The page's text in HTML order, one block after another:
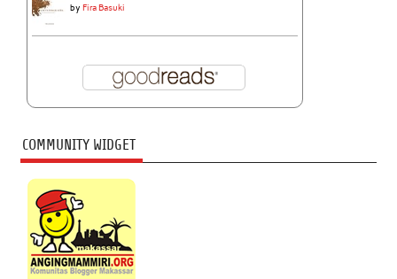
byFira Basuki
COMMUNITY WIDGET